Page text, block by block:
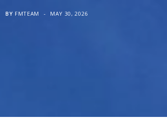
BY FMTEAM MAY 30, 2026